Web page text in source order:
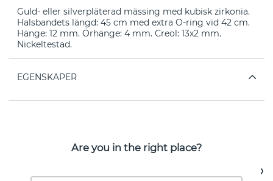
Guld- eller silverpläterad mässing med kubisk zirkonia.
Halsbandets längd: 45 cm med extra O-ring vid 42 cm.
Hänge: 12 mm. Örhänge: 4 mm. Creol: 13x2 mm.
Nickeltestad.
EGENSKAPER
Se fler varor
- 40%
Are you in the right place?